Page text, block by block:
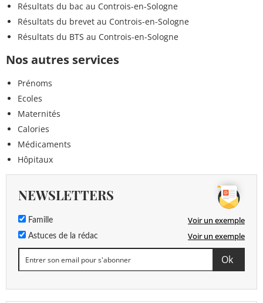
Résultats du bac au Controis-en-Sologne
Résultats du brevet au Controis-en-Sologne
Résultats du BTS au Controis-en-Sologne
Nos autres services
Prénoms
Ecoles
Maternités
Calories
Médicaments
Hôpitaux
NEWSLETTERS
Famille Voir un exemple
Astuces de la rédac Voir un exemple